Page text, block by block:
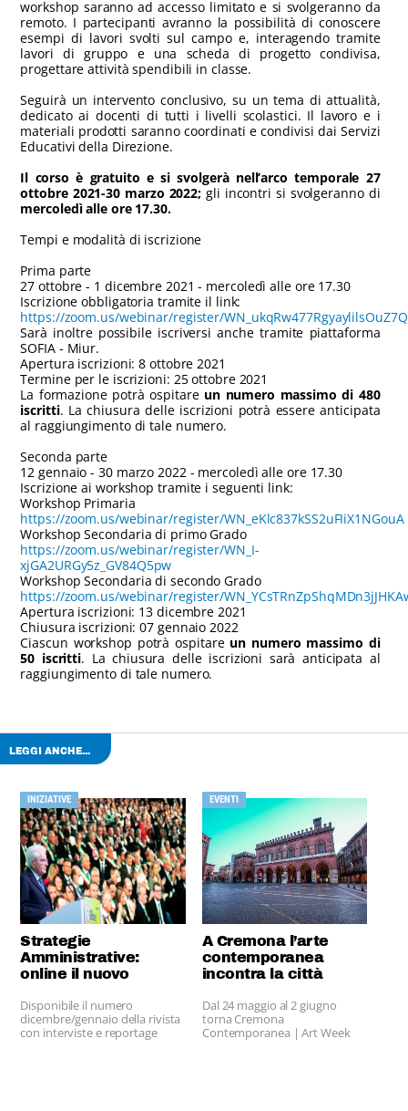
workshop saranno ad accesso limitato e si svolgeranno da
remoto. I partecipanti avranno la possibilità di conoscere
esempi di lavori svolti sul campo e, interagendo tramite
lavori di gruppo e una scheda di progetto condivisa,
progettare attività spendibili in classe.
Seguirà un intervento conclusivo, su un tema di attualità,
dedicato ai docenti di tutti i livelli scolastici. Il lavoro e i
materiali prodotti saranno coordinati e condivisi dai Servizi
Educativi della Direzione.
Il corso è gratuito e si svolgerà nell’arco temporale 27
ottobre 2021-30 marzo 2022;gli incontri si svolgeranno di
mercoledì alle ore 17.30.
Tempi e modalità di iscrizione
Prima parte
27 ottobre - 1 dicembre 2021 - mercoledì alle ore 17.30
Iscrizione obbligatoria tramite il link:
https://zoom.us/webinar/register/WN_ukqRw477RgyaylilsOuZ7Q
Sarà inoltre possibile iscriversi anche tramite piattaforma
SOFIA - Miur.
Apertura iscrizioni: 8 ottobre 2021
Termine per le iscrizioni: 25 ottobre 2021
La formazione potrà ospitare un numero massimo di 480
iscritti. La chiusura delle iscrizioni potrà essere anticipata
al raggiungimento di tale numero.
Seconda parte
12 gennaio - 30 marzo 2022 - mercoledì alle ore 17.30
Iscrizione ai workshop tramite i seguenti link:
Workshop Primaria
https://zoom.us/webinar/register/WN_eKlc837kSS2uFIiX1NGouA
Workshop Secondaria di primo Grado
https://zoom.us/webinar/register/WN_I-
xjGA2URGy5z_GV84Q5pw
Workshop Secondaria di secondo Grado
https://zoom.us/webinar/register/
Apertura iscrizioni: 13 dicembre 2021
Chiusura iscrizioni: 07 gennaio 2022
Ciascun workshop potrà ospitare un numero massimo di
50 iscritti. La chiusura delle iscrizioni sarà anticipata al
raggiungimento di tale numero.
LEGGI ANCHE...
INIZIATIVE
Strategie
Amministrative:
online il nuovo
Disponibile il numero
dicembre/gennaio della rivista
con interviste e reportage
EVENTI
A Cremona l’arte
contemporanea
incontra la città
Dal 24 maggio al 2 giugno
torna Cremona
Contemporanea | Art Week